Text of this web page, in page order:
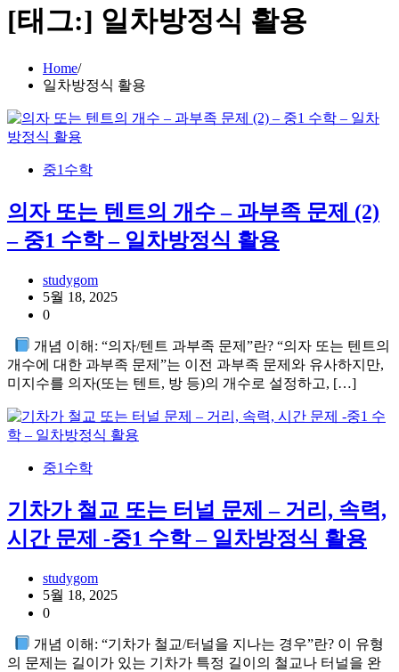
[태그:] 일차방정식 활용
Home
일차방정식 활용
중1수학
의자 또는 텐트의 개수 – 과부족 문제 (2)
– 중1 수학 – 일차방정식 활용
studygom
5월 18, 2025
0
개념 이해: “의자/텐트 과부족 문제”란? “의자 또는 텐트의
개수에 대한 과부족 문제”는 이전 과부족 문제와 유사하지만,
미지수를 의자(또는 텐트, 방 등)의 개수로 설정하고, […]
중1수학
기차가 철교 또는 터널 문제 – 거리, 속력,
시간 문제 -중1 수학 – 일차방정식 활용
studygom
5월 18, 2025
0
개념 이해: “기차가 철교/터널을 지나는 경우”란? 이 유형
의 문제는 길이가 있는 기차가 특정 길이의 철교나 터널을 완